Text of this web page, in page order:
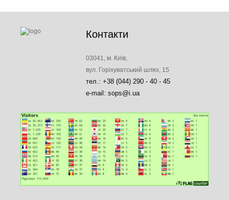
Контакти
03041, м. Київ,
вул. Горіхуватський шлях, 15
тел.: +38 (044) 290 - 40 - 45
e-mail: sops@i.ua